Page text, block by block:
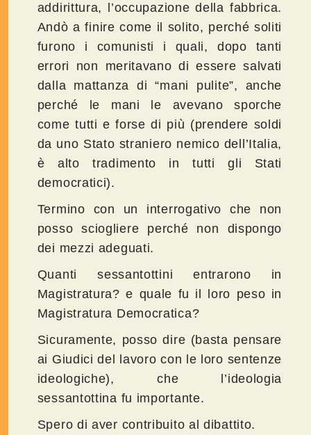
addirittura, l’occupazione della fabbrica.
Andò a finire come il solito, perché soliti
furono i comunisti i quali, dopo tanti
errori non meritavano di essere salvati
dalla mattanza di “mani pulite”, anche
perché le mani le avevano sporche
come tutti e forse di più (prendere soldi
da uno Stato straniero nemico dell’Italia,
è alto tradimento in tutti gli Stati
democratici).
Termino con un interrogativo che non
posso sciogliere perché non dispongo
dei mezzi adeguati.
Quanti sessantottini entrarono in
Magistratura? e quale fu il loro peso in
Magistratura Democratica?
Sicuramente, posso dire (basta pensare
ai Giudici del lavoro con le loro sentenze
ideologiche), che l’ideologia
sessantottina fu importante.
Spero di aver contribuito al dibattito.